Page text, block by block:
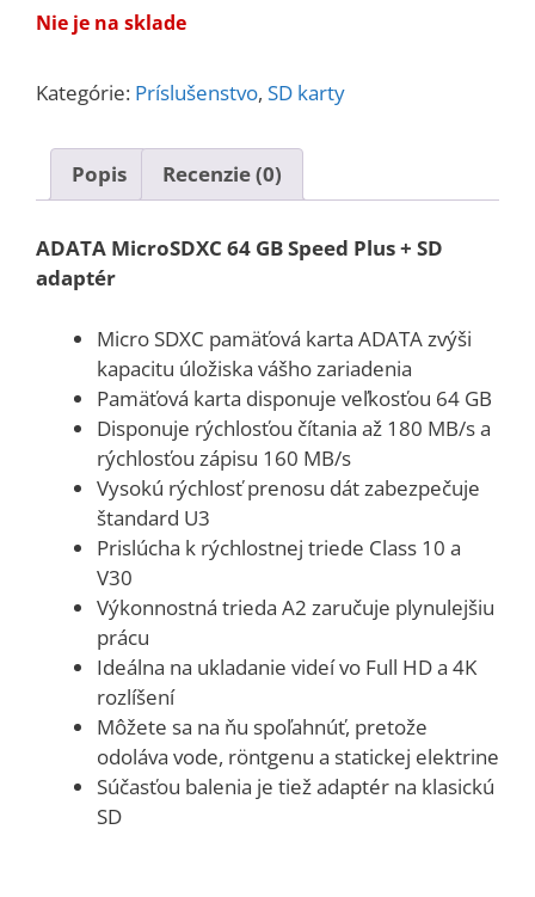
Nie je na sklade
Kategórie: Príslušenstvo, SD karty
Popis Recenzie (0)
ADATA MicroSDXC 64 GB Speed Plus + SD
adaptér
Micro SDXC pamäťová karta ADATA zvýši
kapacitu úložiska vášho zariadenia
Pamäťová karta disponuje veľkosťou 64 GB
Disponuje rýchlosťou čítania až 180 MB/s a
rýchlosťou zápisu 160 MB/s
Vysokú rýchlosť prenosu dát zabezpečuje
štandard U3
Prislúcha k rýchlostnej triede Class 10 a
V30
Výkonnostná trieda A2 zaručuje plynulejšiu
prácu
Ideálna na ukladanie videí vo Full HD a 4K
rozlíšení
Môžete sa na ňu spoľahnúť, pretože
odoláva vode, röntgenu a statickej elektrine
Súčasťou balenia je tiež adaptér na klasickú
SD